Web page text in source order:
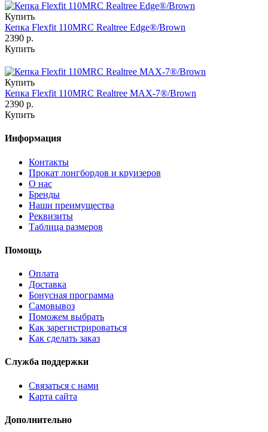
Купить
Кепка Flexfit 110MRC Realtree Edge®/Brown
2390 р.
Купить
Купить
Кепка Flexfit 110MRC Realtree MAX-7®/Brown
2390 р.
Купить
Информация
Контакты
Прокат лонгбордов и круизеров
О нас
Бренды
Наши преимущества
Реквизиты
Таблица размеров
Помощь
Оплата
Доставка
Бонусная программа
Самовывоз
Поможем выбрать
Как зарегистрироваться
Как сделать заказ
Служба поддержки
Связаться с нами
Карта сайта
Дополнительно